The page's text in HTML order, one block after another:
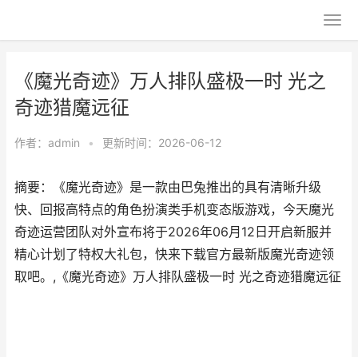
《魔光奇迹》万人排队盛极一时 光之
奇迹猎魔远征
作者： admin • 更新时间：2026-06-12
摘要：《魔光奇迹》是一款由巴兔推出的具有清晰升级
快、回报高特点的角色扮演类手机变态版游戏，今天魔光
奇迹运营团队对外宣布将于2026年06月12日开启新服并
精心计划了特权大礼包，快来下载官方最新版魔光奇迹领
取吧。,《魔光奇迹》万人排队盛极一时 光之奇迹猎魔远征